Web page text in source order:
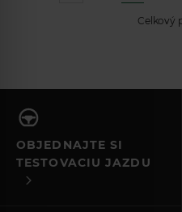
Celkový
OBJEDNAJTE SI
TESTOVACIU JAZDU